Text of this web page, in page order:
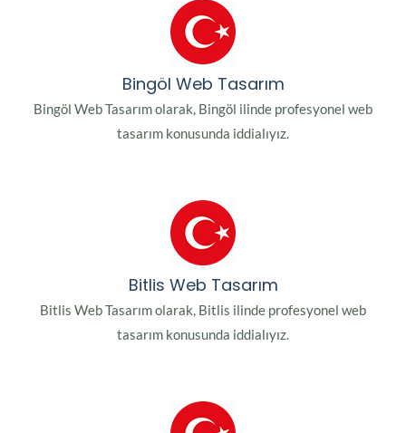
Bingöl Web Tasarım
Bingöl Web Tasarım olarak, Bingöl ilinde profesyonel web
tasarım konusunda iddialıyız.
Bitlis Web Tasarım
Bitlis Web Tasarım olarak, Bitlis ilinde profesyonel web
tasarım konusunda iddialıyız.